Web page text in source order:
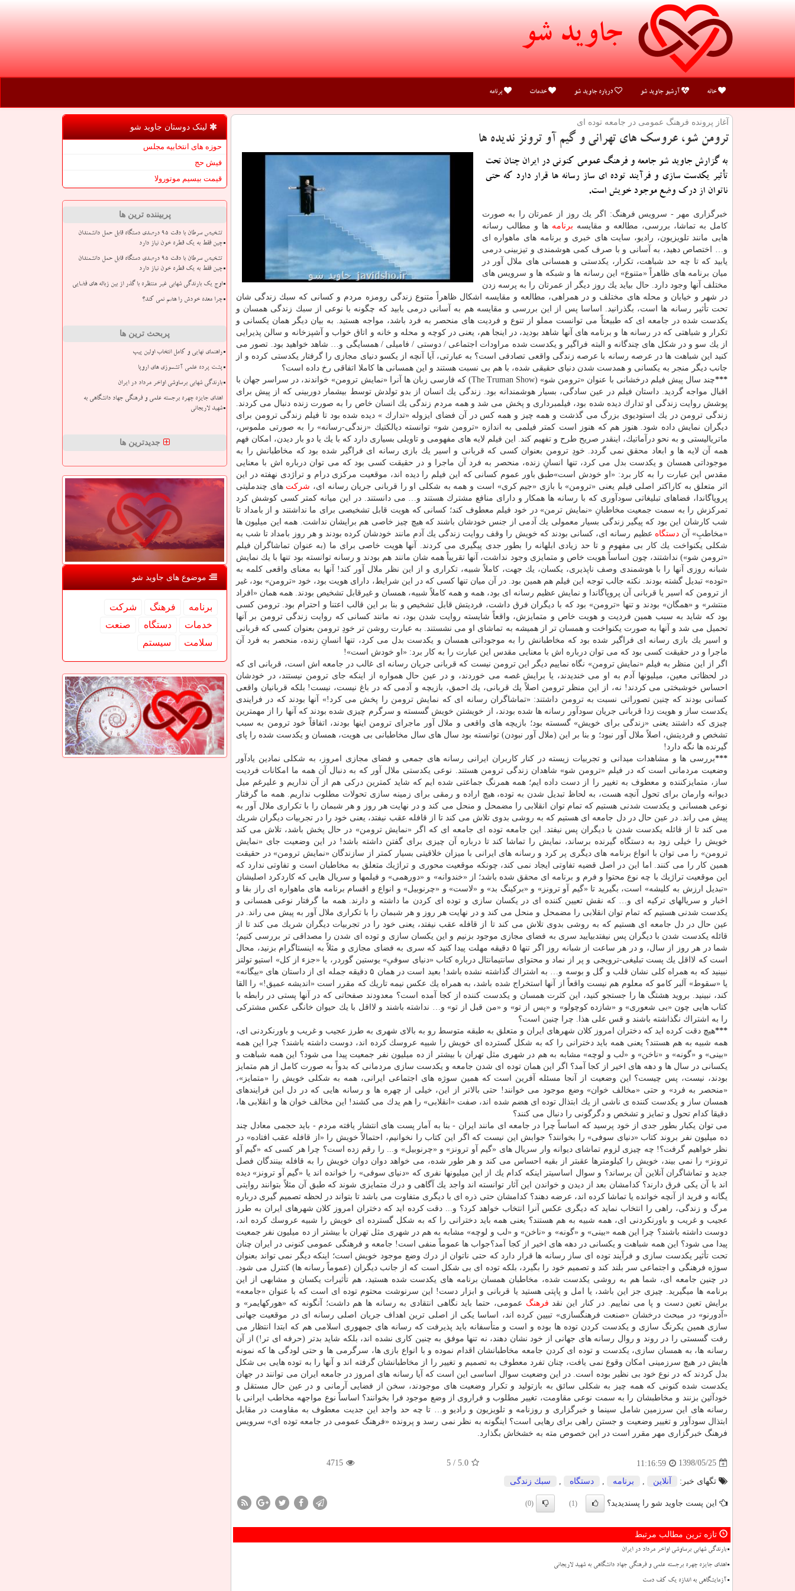
جاوید شو
خانه آرشیو جاوید شو درباره جاوید شو خدمات برنامه
آغاز پرونده فرهنگ عمومی در جامعه توده ای
ترومن شو، عروسك های تهرانی و گیم آو ترونز ندیده ها
به گزارش جاوید شو جامعه و فرهنگ عمومی كنونی در ایران چنان تحت
تأثیر یكدست سازی و فرآیند توده ای ساز رسانه ها قرار دارد كه حتی
ناتوان از درك وضع موجود خویش است.
خبرگزاری مهر - سرویس فرهنگ: اگر یك روز از عمرتان را به صورت
كامل به تماشا، بررسی، مطالعه و مقایسه برنامه ها و مطالب رسانه
هایی مانند تلویزیون، رادیو، سایت های خبری و برنامه های ماهواره ای
و… اختصاص دهید، به آسانی و با صرف كمی هوشمندی و تیزبینی درمی
یابید كه تا چه حد شباهت، تكرار، یكدستی و همسانی های ملال آور در
میان برنامه های ظاهراً «متنوع» این رسانه ها و شبكه ها و سرویس های
مختلف آنها وجود دارد. حال بیاید یك روز دیگر از عمرتان را به پرسه زدن
در شهر و خیابان و محله های مختلف و در همراهی، مطالعه و مقایسه اشكال ظاهراً متنوع زندگی رومزه مردم و كسانی كه سبك زندگی شان
تحت تأثیر رسانه ها است، بگذرانید. اساسا پس از این بررسی و مقایسه هم به آسانی درمی یابید كه چگونه با نوعی از سبك زندگی همسان و
یكدست شده در جامعه ای كه طبیعتاً می توانست مملو از تنوع و فردیت های منحصر به فرد باشد، مواجه هستید. به بیان دیگر همان یكسانی و
تكرار و شباهتی كه در رسانه ها و برنامه های آنها شاهد بودید، در اینجا هم، یعنی در كوچه و محله و خانه و اتاق خواب و آشپزخانه و سالن پذیرایی
از یك سو و در شكل های چندگانه و البته فراگیر و یكدست شده مراودات اجتماعی / دوستی / فامیلی / همسایگی و… شاهد خواهید بود. تصور می
كنید این شباهت ها در عرصه رسانه با عرصه زندگی واقعی تصادفی است؟ به عبارتی، آیا آنچه از یكسو دنیای مجازی را گرفتار یكدستی كرده و از
جانب دیگر منجر به یكسانی و همدست شدن دنیای حقیقی شده، با هم بی نسبت هستند و این همسانی ها كاملا اتفاقی رخ داده است؟
***
چند سال پیش فیلم درخشانی با عنوان «ترومن شو» (The Truman Show) كه فارسی زبان ها آنرا «نمایش ترومن» خواندند، در سراسر جهان با
اقبال مواجه گردید. داستان فیلم در عین سادگی، بسیار هوشمندانه بود. زندگی یك انسان از بدو تولدش توسط بیشمار دوربینی كه از پیش برای
پوشش روایت زندگی او تدارك دیده شده بود، فیلمبرداری و پخش می شد و همه مردم زندگی یك انسان خاص را به صورت زنده دنبال می كردند.
زندگی ترومن در یك استودیوی بزرگ می گذشت و همه چیز و همه كس در آن فضای ایزوله «تدارك » دیده شده بود تا فیلم زندگی ترومن برای
دیگران نمایش داده شود. هنوز هم كه هنوز است كمتر فیلمی به اندازه «ترومن شو» توانسته دیالكتیك «زندگی-رسانه» را به صورتی ملموس،
ماتریالیستی و به نحو درآماتیك، اینقدر صریح طرح و تفهیم كند. این فیلم لایه های مفهومی و تاویلی بسیاری دارد كه با یك یا دو بار دیدن، امكان فهم
همه آن لایه ها و ابعاد محقق نمی گردد. خودِ ترومن بعنوان كسی كه قربانی و اسیر یك بازی رسانه ای فراگیر شده بود كه مخاطبانش را به
موجوداتی همسان و یكدست بدل می كرد، تنها انسانِ زنده، منحصر به فرد آن ماجرا و در حقیقت كسی بود كه می توان درباره اش با معنایی
مقدس این عبارت را به كار برد: «او خودش است»طبق باور عموم كسانی كه این فیلم را دیده اند، موقعیت مركزی درام و تراژدی نهفته در این
اثر متعلق به كاراكتر اصلی فیلم یعنی «ترومن» با بازی «جیم كری» است و همه به شكلی او را قربانی جریان رسانه ای، شركت های چندملیتی
پروپاگاندا، فضاهای تبلیغاتی سودآوری كه با رسانه ها همكار و دارای منافع مشترك هستند و… می دانستند. در این میانه كمتر كسی كوشش كرد
تمركزش را به سمت جمعیت مخاطبانِ «نمایش ترمن» در خود فیلم معطوف كند؛ كسانی كه هویت قابل تشخیصی برای ما نداشتند و از بامداد تا
شب كارشان این بود كه پیگیر زندگی بسیار معمولی یك آدمی از جنس خودشان باشند كه هیچ چیز خاصی هم برایشان نداشت. همه این میلیون ها
«مخاطبِ» آندستگاه عظیم رسانه ای، كسانی بودند كه خویش را وقف روایت زندگی یك آدم مانند خودشان كرده بودند و هر روز بامداد تا شب به
شكلی یكنواخت یك كار بی مفهوم و تا حد زیادی ابلهانه را بطور جدی پیگیری می كردند. آنها هویت خاصی برای ما (به عنوان تماشاگران فیلم
«ترومن شو») نداشتند، چون اساساً هویت خاص و متمایزی وجود نداشت، آنها تقریباً همه شان مانند هم بودند و رسانه توانسته بود تنها با یك نمایش
شبانه روزی آنها را با هوشمندی وصف ناپذیری، یكسان، یك جهت، كاملاً شبیه، تكراری و از این نظر ملال آور كند! آنها به معنای واقعی كلمه به
«توده» تبدیل گشته بودند. نكته جالب توجه این فیلم هم همین بود. در آن میان تنها كسی كه در این شرایط، دارای هویت بود، خود «ترومن» بود، غیر
از ترومن كه اسیر یا قربانی آن پروپاگاندا و نمایش عظیم رسانه ای بود، همه و همه كاملاً شبیه، همسان و غیرقابل تشخیص بودند. همه همان «افراد
منتشر» و «همگان» بودند و تنها «ترومن» بود كه با دیگران فرق داشت، فردیتش قابل تشخیص و بنا بر این قالب اعتنا و احترام بود. ترومن كسی
بود كه شاید به سبب همین فردیت و هویت خاص و متمایزش، واقعاً شایسته روایت شدن بود، نه مانند كسانی كه روایت زندگی ترومن بر آنها
تحمیل می شد و آنها به صورت یكنواخت و همسان تر از همیشه به تماشای او می نشستند. به عبارت روشن تر خودِ ترومن بعنوان كسی كه قربانی
و اسیر یك بازی رسانه ای فراگیر شده بود كه مخاطبانش را به موجوداتی همسان و یكدست بدل می كرد، تنها انسانِ زنده، منحصر به فرد آن
ماجرا و در حقیقت كسی بود كه می توان درباره اش با معنایی مقدس این عبارت را به كار برد: «او خودش است»!
اگر از این منظر به فیلم «نمایش ترومن» نگاه نماییم دیگر این ترومن نیست كه قربانی جریان رسانه ای غالب در جامعه اش است، قربانی ای كه
در لحظاتی معین، میلیونها آدم به او می خندیدند، یا برایش غصه می خوردند، و در عین حال همواره از اینكه جای ترومن نیستند، در خودشان
احساس خوشبختی می كردند! نه، از این منظر ترومن اصلاً یك قربانی، یك احمق، بازیچه و آدمی كه در باغ نیست، نیست! بلكه قربانیان واقعی
كسانی بودند كه چنین تصوراتی نسبت به ترومن داشتند: «تماشاگران رسانه ای كه نمایش ترومن را پخش می كرد!» آنها بودند كه در فرایندی
یكدست ساز و هویت زدا قربانی جریان سودآور رسانه ها شده بودند، از خویشتن خویش گسسته و سرگرم چیزی شده بودند كه آنها را از مهمترین
چیزی كه داشتند یعنی «زندگی برای خویش» گسسته بود؛ بازیچه های واقعی و ملال آور ماجرای ترومن اینها بودند، اتفاقاً خود ترومن به سبب
تشخص و فردیتش، اصلاً ملال آور نبود؛ و بنا بر این (ملال آور نبودن) توانسته بود سال های سال مخاطبانی بی هویت، همسان و یكدست شده را پای
گیرنده ها نگه دارد!
***بررسی ها و مشاهدات میدانی و تجربیات زیسته در كنار كاربران ایرانی رسانه های جمعی و فضای مجازی امروز، به شكلی نمادین یادآور
وضعیت مردمانی است كه در فیلم «ترومن شو» شاهدان زندگی ترومن هستند. نوعی یكدستی ملال آور كه به دنبال آن همه ما امكانات فردیت
ساز، متمایزكننده و معطوف به تغییر را از دست داده ایم؛ همه همرنگ جماعتی شده ایم كه شاید كمترین دركی هم از آن نداریم و علیرغم میل
دیوانه وارمان برای تحول آنچه هست، به لحاظ تبدیل شدن به توده، هیچ اراده و رمقی برای زمینه سازی تحولات مطلوب نداریم. همه ما گرفتار
نوعی همسانی و یكدست شدنی هستیم كه تمام توان انقلابی را مضمحل و منحل می كند و در نهایت هر روز و هر شبمان را با تكراری ملال آور به
پیش می راند. در عین حال در دل جامعه ای هستیم كه به روشی بدوی تلاش می كند تا از قافله عقب نیفتد، یعنی خود را در تجربیات دیگران شریك
می كند تا از قائله یكدست شدن با دیگران پس نیفتد. این جامعه توده ای جامعه ای كه اگر «نمایش ترومن» در حال پخش باشد، تلاش می كند
خویش را خیلی زود به دستگاه گیرنده برساند، نمایش را تماشا كند تا درباره آن چیزی برای گفتن داشته باشد! در این وضعیت جای «نمایش
ترومن» را می توان با انواع برنامه های دیگری پر كرد و رسانه های ایرانی با میزان خلاقیتی بسیار كمتر از سازندگان «نمایش ترومن» در حقیقت
همین كار را می كنند. اما این در اصل قضیه تفاوتی ایجاد نمی كند، چونكه موقعیت محوری و تراژیك متعلق به مخاطبان است و تفاوتی ندارد كه
این موقعیت تراژیك با چه نوع محتوا و فرم و برنامه ای محقق شده باشد؛ از «خندوانه» و «دورهمی» و فیلمها و سریال هایی كه كاردكرد اصلیشان
«تبدیل ارزش به كلیشه» است، بگیرید تا «گیم آو ترونز» و «بركینگ بد» و «لاست» و «چرنوبیل» و انواع و اقسام برنامه های ماهواره ای راز بقا و
اخبار و سریالهای تركیه ای و… كه نقش تعیین كننده ای در یكسان سازی و توده ای كردن ما داشته و دارند. همه ما گرفتار نوعی همسانی و
یكدست شدنی هستیم كه تمام توان انقلابی را مضمحل و منحل می كند و در نهایت هر روز و هر شبمان را با تكراری ملال آور به پیش می راند. در
عین حال در دل جامعه ای هستیم كه به روشی بدوی تلاش می كند تا از قافله عقب نیفتد، یعنی خود را در تجربیات دیگران شریك می كند تا از
قائله یكدست شدن با دیگران پس نیفتدبیایید سری به فضای مجازی موجود بزنیم و این یكسان سازی و توده ای شدن را مصداقی تر بررسی كنیم؛
شما در هر روز از سال، و در هر ساعت از شبانه روز اگر تنها ۵ دقیقه مهلت پیدا كنید كه سری به فضای مجازی و مثلاً به اینستاگرام بزنید، محال
است كه لااقل یك پست تبلیغی-ترویجی و پر از نماد و محتوای سانتیمانتال درباره كتاب «دنیای سوفیِ» یوستین گوردر، یا «جزء از كل» استیو تولتز
نبینید كه به همراه كلی نشان قلب و گل و بوسه و… به اشتراك گذاشته نشده باشد! بعید است در همان ۵ دقیقه جمله ای از داستان های «بیگانه»
یا «سقوط» آلبر كامو كه معلوم هم نیست واقعاً از آنها استخراج شده باشد، به همراه یك عكس نیمه تاریك كه مقرر است «اندیشه عمیق!» را القا
كند، نبینید. بروید هشتگ ها را جستجو كنید، این كثرت همسان و یكدست كننده از كجا آمده است؟ معدودند صفحاتی كه در آنها پستی در رابطه با
كتاب هایی چون «بی شعوری» و «شازده كوچولو» و «پس از تو» و «من قبل از تو» و… نداشته باشند و لااقل با یك حیوان خانگی عكس مشتركی
را به اشتراك نگذاشته باشند و قس علی هذا. چرا چنین است؟
***هیچ دقت كرده اید كه دختران امروز كلان شهرهای ایران و متعلق به طبقه متوسط رو به بالای شهری به طرز عجیب و غریب و باورنكردنی ای،
همه شبیه به هم هستند؟ یعنی همه باید دخترانی را كه به شكل گسترده ای خویش را شبیه عروسك كرده اند، دوست داشته باشند؟ چرا این همه
«بینی» و «گونه» و «ناخن» و «لب و لوچه» مشابه به هم در شهری مثل تهران با بیشتر از ده میلیون نفر جمعیت پیدا می شود؟ این همه شباهت و
یكسانی در سال ها و دهه های اخیر از كجا آمد؟ اگر این همان توده ای شدن جامعه و یكدست سازی مردمانی كه بدواً به صورت كامل از هم متمایز
بودند، نیست، پس چیست؟ این وضعیت از آنجا مسئله آفرین است كه همین سوژه های اجتماعی ایرانی، همه به شكلی خویش را «متمایز»،
«منحصر به فرد» و حتی «مخالف خوان» وضع موجود می خوانند! حتی بالاتر از این، خیلی از چهره ها و رسانه هایی كه در دل این فرایندهای
همسان ساز و یكدست كننده ی ناشی از یك ابتذال توده ای هضم شده اند، صفت «انقلابی» را هم یدك می كشند! این مخالف خوان ها و انقلابی ها،
دقیقا كدام تحول و تمایز و تشخص و دگرگونی را دنبال می كنند؟
می توان یكبار بطور جدی از خود پرسید كه اساساً چرا در جامعه ای مانند ایران - بنا به آمار پست های انتشار یافته مردم - باید حجمی معادل چند
ده میلیون نفر بروند كتاب «دنیای سوفی» را بخوانند؟ جوابش این نیست كه اگر این كتاب را نخوانیم، احتمالاً خویش را «از قافله عقب افتاده» در
نظر خواهیم گرفت؟! چه چیزی لزوم تماشای دیوانه وار سریال های «گیم آو ترونز» و «چرنوبیل» و... را رقم زده است؟ چرا هر كسی كه «گیم آو
ترونز» را نمی بیند، خویش را كیلومترها عقبتر از بقیه احساس می كند و هر طور شده، می خواهد دوان دوان خویش را به قافله بینندگان فصل
جدید و تماشاگران آنلاین آن برساند؟ و سوال اساسیتر اینكه كدام یك از این میلیونها نفری كه «دنیای سوفی» را خوانده اند یا «گیم آو ترونز» دیده
اند با آن یكی فرق دارند؟ كدامشان بعد از دیدن و خواندن این آثار توانسته اند واجد یك آگاهی و درك متمایزی شوند كه طبق آن مثلاً بتوانند روایتی
یگانه و فرید از آنچه خوانده یا تماشا كرده اند، عرضه دهند؟ كدامشان حتی ذره ای با دیگری متفاوت می باشد تا بتواند در لحظه تصمیم گیری درباره
مرگ و زندگی، راهی را انتخاب نماید كه دیگری عكس آنرا انتخاب خواهد كرد؟ و... دقت كرده اید كه دختران امروز كلان شهرهای ایران به طرز
عجیب و غریب و باورنكردنی ای، همه شبیه به هم هستند؟ یعنی همه باید دخترانی را كه به شكل گسترده ای خویش را شبیه عروسك كرده اند،
دوست داشته باشند؟ چرا این همه «بینی» و «گونه» و «ناخن» و «لب و لوچه» مشابه به هم در شهری مثل تهران با بیشتر از ده میلیون نفر جمعیت
پیدا می شود؟ این همه شباهت و یكسانی در دهه های اخیر از كجا آمد؟جواب ها عموماً منفی است! جامعه و فرهنگی عمومی كنونی در ایران چنان
تحت تأثیر یكدست سازی و فرآیند توده ای ساز رسانه ها قرار دارد كه حتی ناتوان از درك وضع موجود خویش است؛ اینكه دیگر نمی تواند بعنوان
سوژه فرهنگی و اجتماعی سر بلند كند و تصمیم خود را بگیرد، بلكه توده ای بی شكل است كه از جانب دیگران (عموماً رسانه ها) كنترل می شود.
در چنین جامعه ای، شما هم به روشی یكدست شده، مخاطبان همسان برنامه های یكدست شده هستید، هم تأثیرات یكسان و مشابهی از این
برنامه ها میگیرید. چیزی جز این باشد، یا امل و پاپتی هستید یا قربانی و ابزار دست! این سرنوشت محتوم توده ای است كه با عنوان «جامعه»
برایش تعین دست و پا می نماییم. در كنار این نقد فرهنگ عمومی، حتما باید نگاهی انتقادی به رسانه ها هم داشت؛ آنگونه كه «هوركهایمر» و
«آدورنو» در مبحث درخشان «صنعت فرهنگسازی» تبیین كرده اند، اساسا یكی از اصلی ترین اهداف جریان اصلی رسانه ای در موقعیت جهانی
سازی همین یكرنگ سازی و یكدست كردن توده ها بوده و است و متأسفانه باید پذیرفت كه رسانه های جمهوری اسلامی هم كه ابتدا انتظار می
رفت گسستی را در روند و روال رسانه های جهانی از خود نشان دهند، نه تنها موفق به چنین كاری نشده اند، بلكه شاید بدتر (حرفه ای تر!) از آن
رسانه ها، به همسان سازی، یكدست و توده ای كردن جامعه مخاطبانشان اقدام نموده و با انواع بازی ها، سرگرمی ها و حتی لودگی ها كه نمونه
هایش در هیچ سرزمینی امكان وقوع نمی یافت، چنان تفرد معطوف به تصمیم و تغییر را از مخاطبانشان گرفته اند و آنها را به توده هایی بی شكل
بدل كردند كه در نوع خود بی نظیر بوده است. در این وضعیت سوال اساسی این است كه آیا رسانه های امروز در جامعه ایران می توانند در جهان
یكدست شده كنونی كه همه چیز به شكلی سائق به بازتولید و تكرار وضعیت های موجودند، سخن از فضایی آرمانی و در عین حال مستقل و
خودآئین بزنند و مخاطبشان را به سمت نوعی مقاومت، تغییر مطلوب و فراروی از وضع موجود فرا بخوانند؟ اساساً نوع مواجهه مخاطب ایرانی با
رسانه های این سرزمین شامل سینما و خبرگزاری و روزنامه و تلویزیون و رادیو و… تا چه حد واجد این جدیت معطوف به مقاومت در مقابل
ابتذال سودآور و تغییر وضعیت و جستن راهی برای رهایی است؟ اینگونه به نظر نمی رسد و پرونده «فرهنگ عمومی در جامعه توده ای» سرویس
فرهنگ خبرگزاری مهر مقرر است در این خصوص مته به خشخاش بگذارد.
1398/05/25
11:16:59
5.0
/ 5
4715
تگهای خبر: آنلاین برنامه دستگاه سبك زندگی
این پست جاوید شو را پسندیدید؟ (1)
(0)
تازه ترین مطالب مرتبط
بارندگی شهابی برساوشی اواخر مرداد در ایران
اهدای جایزه چهره برجسته علمی و فرهنگی جهاد دانشگاهی به شهید لاریجانی
آزمایشگاهی به اندازه یک کف دست
لینک دوستان جاوید شو
حوزه های انتخابیه مجلس
فیش حج
قیمت بیسیم موتورولا
پربیننده ترین ها
تشخیص سرطان با دقت ۹۵ درصدی دستگاه قابل حمل دانشمندان
چین فقط به یک قطره خون نیاز دارد
تشخیص سرطان با دقت ۹۵ درصدی دستگاه قابل حمل دانشمندان
چین فقط به یک قطره خون نیاز دارد
اوج یک بارندگی شهابی غیر منتظره با گذر از بین زباله های فضایی
چرا معده خودش را هضم نمی کند؟
پربحث ترین ها
راهنمای نهایی و کامل انتخاب اولین پیپ
پشت پرده علمی آتشسوزی های اروپا
بارندگی شهابی برساوشی اواخر مرداد در ایران
اهدای جایزه چهره برجسته علمی و فرهنگی جهاد دانشگاهی به
شهید لاریجانی
جدیدترین ها
موضوع های جاوید شو
برنامه فرهنگ
شركت
خدمات
دستگاه
صنعت
سلامت
سیستم